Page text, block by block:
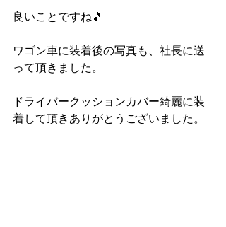
良いことですね🎵
ワゴン車に装着後の写真も、社長に送
って頂きました。
ドライバークッションカバー綺麗に装
着して頂きありがとうございました。